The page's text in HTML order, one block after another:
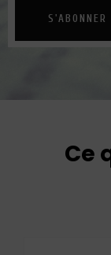
S'ABONNER
Ce